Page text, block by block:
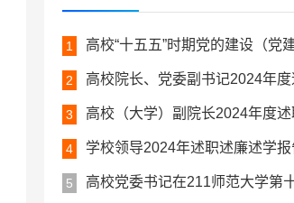
1 高校“十五五”时期党的建设（党建工
2 高校院长、党委副书记2024年度述职述廉
3 高校（大学）副院长2024年度述职述
4 学校领导2024年述职述廉述学
5 高校党委书记在211师范大学第十四次党代会